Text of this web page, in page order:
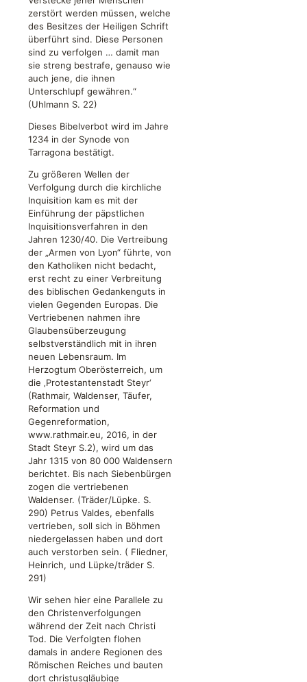
zerstört werden müssen, welche
des Besitzes der Heiligen Schrift
überführt sind. Diese Personen
sind zu verfolgen … damit man
sie streng bestrafe, genauso wie
auch jene, die ihnen
Unterschlupf gewähren.“
(Uhlmann S. 22)
Dieses Bibelverbot wird im Jahre
1234 in der Synode von
Tarragona bestätigt.
Zu größeren Wellen der
Verfolgung durch die kirchliche
Inquisition kam es mit der
Einführung der päpstlichen
Inquisitionsverfahren in den
Jahren 1230/40. Die Vertreibung
der „Armen von Lyon“ führte, von
den Katholiken nicht bedacht,
erst recht zu einer Verbreitung
des biblischen Gedankenguts in
vielen Gegenden Europas. Die
Vertriebenen nahmen ihre
Glaubensüberzeugung
selbstverständlich mit in ihren
neuen Lebensraum. Im
Herzogtum Oberösterreich, um
die ‚Protestantenstadt Steyr‘
(Rathmair, Waldenser, Täufer,
Reformation und
Gegenreformation,
www.rathmair.eu, 2016, in der
Stadt Steyr S.2), wird um das
Jahr 1315 von 80 000 Waldensern
berichtet. Bis nach Siebenbürgen
zogen die vertriebenen
Waldenser. (Träder/Lüpke. S.
290) Petrus Valdes, ebenfalls
vertrieben, soll sich in Böhmen
niedergelassen haben und dort
auch verstorben sein. ( Fliedner,
Heinrich, und Lüpke/träder S.
291)
Wir sehen hier eine Parallele zu
den Christenverfolgungen
während der Zeit nach Christi
Tod. Die Verfolgten flohen
damals in andere Regionen des
Römischen Reiches und bauten
dort christusgläubige